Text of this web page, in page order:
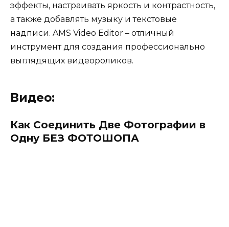
эффекты, настраивать яркость и контрастность,
а также добавлять музыку и текстовые
надписи. AMS Video Editor – отличный
инструмент для создания профессионально
выглядящих видеороликов.
Видео:
Как Соединить Две Фотографии в
Одну БЕЗ ФОТОШОПА